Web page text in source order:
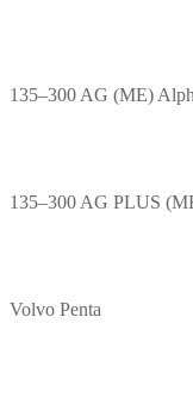
135–300 AG (ME)
135–300 AG PLUS
Volvo Penta